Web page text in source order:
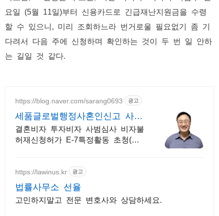
요일 (5월 11일)부터 신용카드로 긴급재난지원금을 수령
할 수 있으니, 미리 조회하느라 번거로울 필요없기 좀 기
다려서 다음 주에 신청하며 확인하는 것이 두 번 일 안하
는 길일 것 같다.
https://blog.naver.com/sarang0693 광고
세품글로벌행정사혼인신고 사증
발급전문
결혼비자 투자비자 사범심사 비자불
허재신청허가 E-7특정활동 초청(배
https://lawinus.kr 광고
법률사무소 선율
고민하지말고 전문 변호사와 상담하세요.